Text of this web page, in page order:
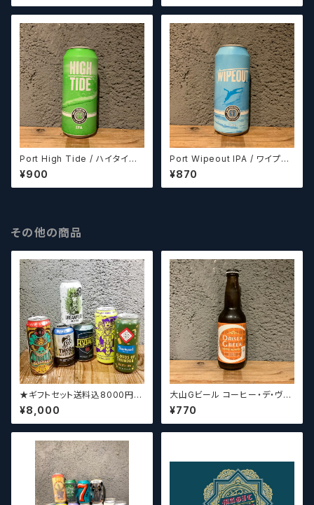
ズ】
Port High Tide / ハイタイド
【クラフトビールシザーズ】
¥900
Port Wipeout IPA / ワイプア
ウトIPA【クラフトビールシザー
ズ】
¥870
その他の商品
★ギフトセット送料込8000円★
（お好みに合わせて高価なビー
ルも含めて5～6本チョイスさせ
ていただきます）【クラフトビー
¥8,000
大山Gビール コーヒー・デ・ヴァ
イス【クラフトビール】
¥770